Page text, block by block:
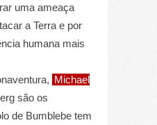
uma ameaça
a Terra e por
humana mais
Michael
são os
de Bumblebe tem